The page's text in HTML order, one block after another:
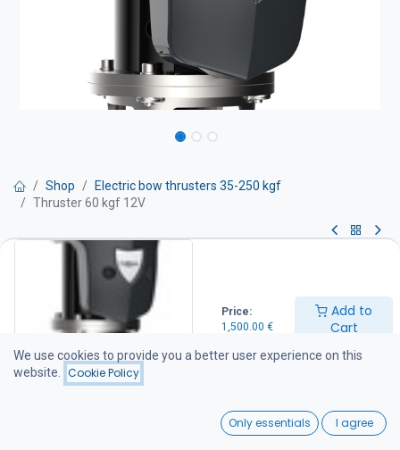
Price:
1,500.00 €
Add to
Cart
Wishlist
Shop
Electric bow thrusters 35-250 kgf
Thruster 60 kgf 12V
Thruster 60 kgf 12V
Keulapotkuri 60 kgf 12V
Teho 3.7 kW ( 5 hp) – Tunneli 150 mm -työntö 60kgf
Tehokas ja hiljainen keulapotkuri, suunniteltu Hollannissa.
Erikoissuunnitellut 7-lapaiset potkurit antavat erittäin suuren
työntövoiman ja vastaavat jopa kaksipotkurisia kilpailijoita.
Sähkömoottorit valmistetaan Euroopassa, joten niiden laatu ja
varaosien saatavuus on taattu. Joystick- ja painonappiohjaimiin on
We use cookies to provide you a better user experience on this
website.
Cookie Policy
Only essentials I agree